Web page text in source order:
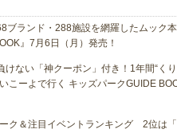
ブランド・288施設を網羅したムック
』7月6日（月）発売！
けない「神クーポン」付き！1年間“く
こーよで行く キッズパークGUIDE
ク＆注目イベントランキング 2位は